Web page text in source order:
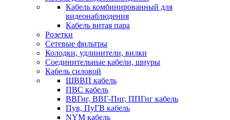
Кабель комбинированный для
видеонаблюдения
Кабель витая пара
Розетки
Сетевые фильтры
Колодки, удлинители, вилки
Соединительные кабели, шнуры
Кабель силовой
ШВВП кабель
ПВС кабель
ВВГнг, ВВГ-Пнг, ППГнг кабель
Пув, ПуГВ кабель
NYM кабель